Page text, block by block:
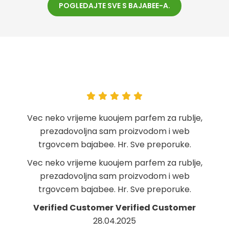
POGLEDAJTE SVE S BAJABEE-A.
Vec neko vrijeme kuoujem parfem za rublje,
prezadovoljna sam proizvodom i web
trgovcem bajabee. Hr. Sve preporuke.
Vec neko vrijeme kuoujem parfem za rublje,
prezadovoljna sam proizvodom i web
trgovcem bajabee. Hr. Sve preporuke.
Verified CustomerVerified Customer
28.04.2025